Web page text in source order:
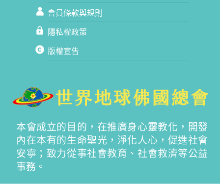
會員條款與規則
隱私權政策
版權宣告
本會成立的目的，在推廣身心靈教化，開發
內在本有的生命聖光，淨化人心，促進社會
安寧；致力從事社會教育、社會救濟等公益
事務。